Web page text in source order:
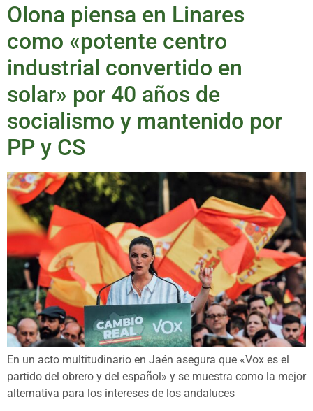
Olona piensa en Linares
como «potente centro
industrial convertido en
solar» por 40 años de
socialismo y mantenido por
PP y CS
En un acto multitudinario en Jaén asegura que «Vox es el
partido del obrero y del español» y se muestra como la mejor
alternativa para los intereses de los andaluces